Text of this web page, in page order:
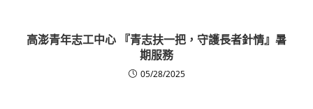
高澎青年志工中心 『青志扶一把，守護長者針情』暑
期服務
05/28/2025